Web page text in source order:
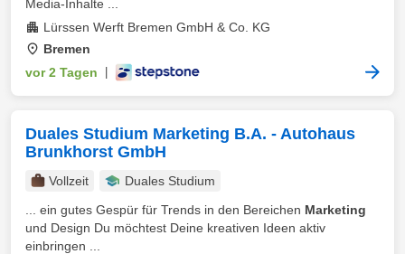
Media-Inhalte ...
Lürssen Werft Bremen GmbH & Co. KG
Bremen
vor 2 Tagen
Duales Studium Marketing B.A. - Autohaus
Brunkhorst GmbH
Vollzeit
Duales Studium
... ein gutes Gespür für Trends in den Bereichen Marketing
und Design Du möchtest Deine kreativen Ideen aktiv
einbringen ...